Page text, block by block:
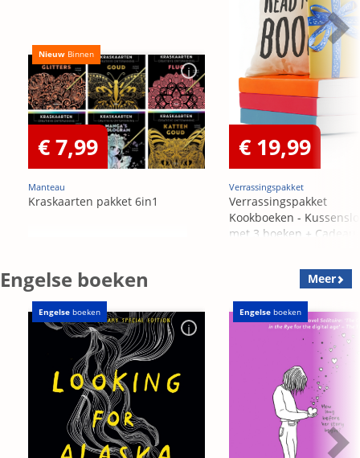
Nieuw Binnen
€ 7,99
Manteau
Kraskaarten pakket 6in1
€ 19,99
Verrassingspakket
Verrassingspakket
Kookboeken -
met 3 boeken + Cadeau
Engelse boeken Meer
Engelse boeken Engelse boeken